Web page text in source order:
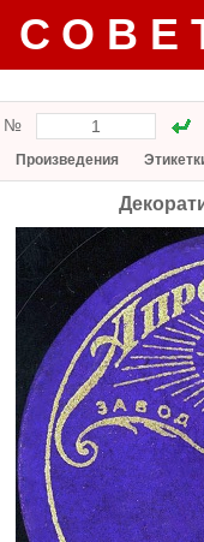
№
Произведения